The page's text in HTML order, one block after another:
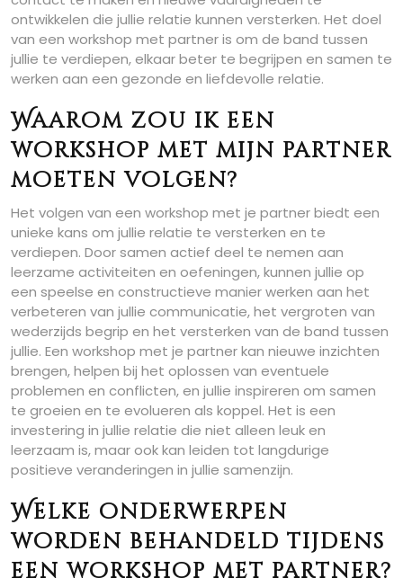
ontwikkelen die jullie relatie kunnen versterken. Het doel
van een workshop met partner is om de band tussen
jullie te verdiepen, elkaar beter te begrijpen en samen te
werken aan een gezonde en liefdevolle relatie.
Waarom zou ik een
workshop met mijn partner
moeten volgen?
Het volgen van een workshop met je partner biedt een
unieke kans om jullie relatie te versterken en te
verdiepen. Door samen actief deel te nemen aan
leerzame activiteiten en oefeningen, kunnen jullie op
een speelse en constructieve manier werken aan het
verbeteren van jullie communicatie, het vergroten van
wederzijds begrip en het versterken van de band tussen
jullie. Een workshop met je partner kan nieuwe inzichten
brengen, helpen bij het oplossen van eventuele
problemen en conflicten, en jullie inspireren om samen
te groeien en te evolueren als koppel. Het is een
investering in jullie relatie die niet alleen leuk en
leerzaam is, maar ook kan leiden tot langdurige
positieve veranderingen in jullie samenzijn.
Welke onderwerpen
worden behandeld tijdens
een workshop met partner?